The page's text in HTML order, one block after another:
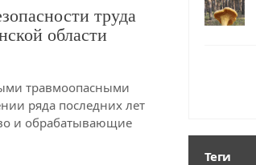
труда
области
травмоопасными
ряда последних лет
и обрабатывающие
Теги